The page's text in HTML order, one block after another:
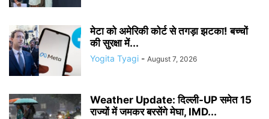
मेटा को अमेरिकी कोर्ट से तगड़ा झटका! बच्चों
की सुरक्षा में...
Yogita Tyagi - August 7, 2026
Weather Update: दिल्ली-UP समेत 15
राज्यों में जमकर बरसेंगे मेघा, IMD...